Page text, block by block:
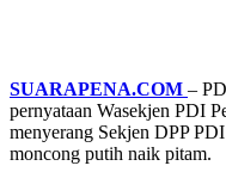
SUARAPENA.COM –
pernyataan Wasekjen PDI
menyerang Sekjen DPP
moncong putih naik pitam.